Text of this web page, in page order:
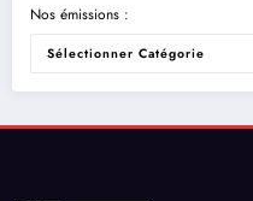
Nos émissions :